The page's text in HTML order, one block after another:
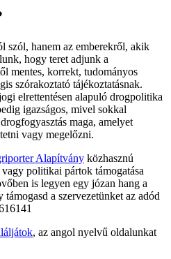
szól, hanem az emberekről, akik
hogy teret adjunk a
mentes, korrekt, tudományos
szórakoztató tájékoztatásnak.
elrettentésen alapuló drogpolitika
igazságos, mivel sokkal
maga, amelyet
vagy megelőzni.
Alapítvány közhasznú
politikai pártok támogatása
is legyen egy józan hang a
a szervezetünket az adód
, az angol nyelvű oldalunkat